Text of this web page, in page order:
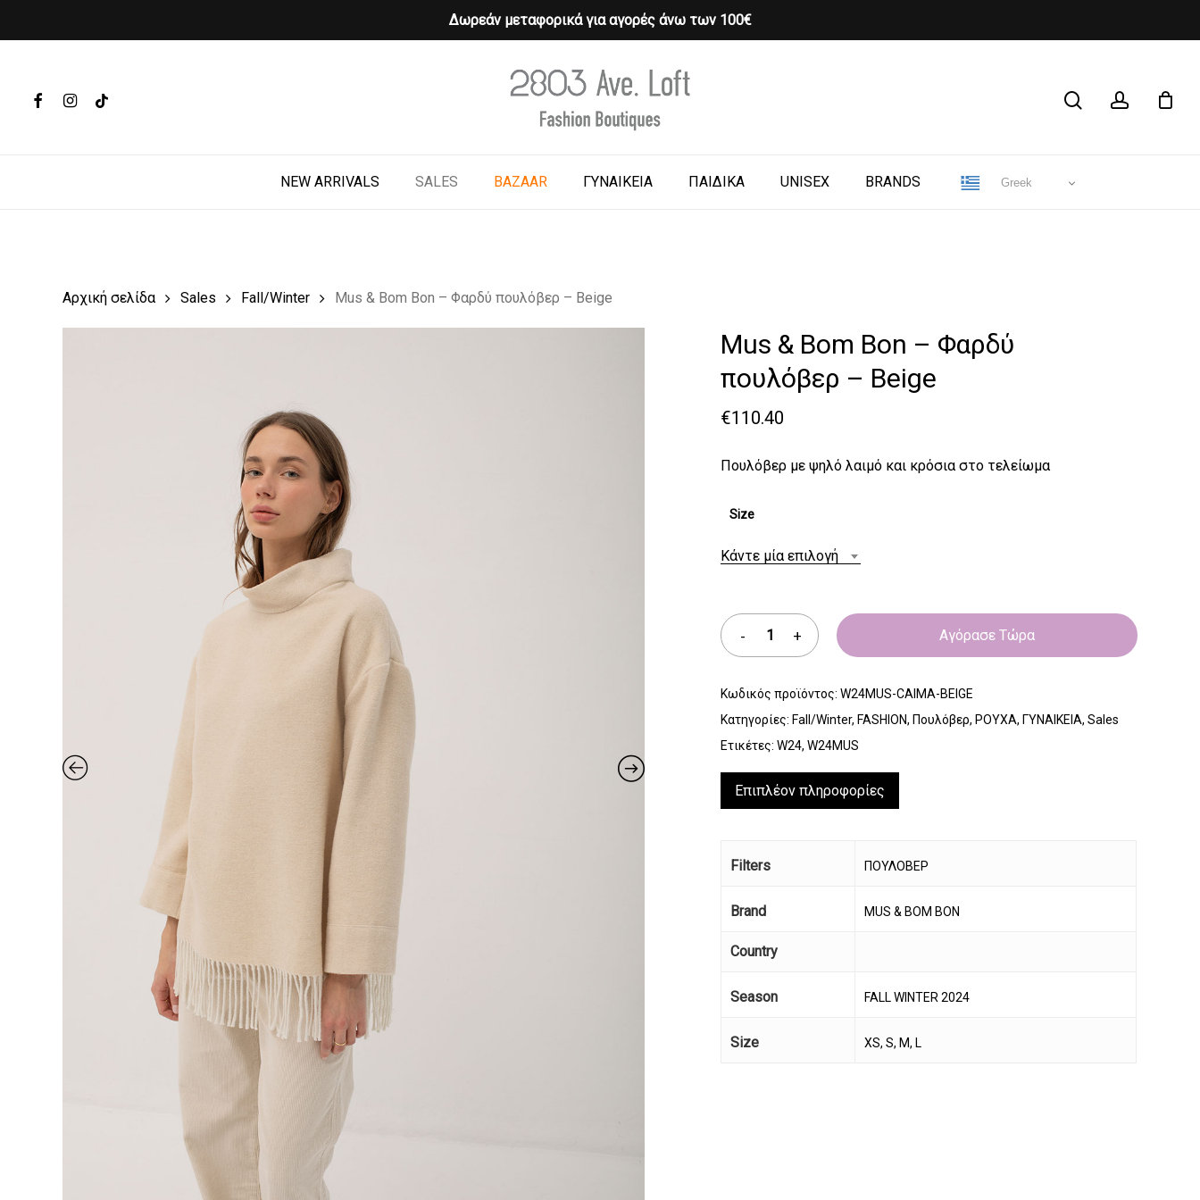
Δωρεάν μεταφορικά για αγορές άνω των 100€
Hit enter to search or ESC to close
FACEBOOKINSTAGRAM
TIKTOK
NEW ARRIVALS SALES BAZAAR ΓΥΝΑΙΚΕΙΑ ΠΑΙΔΙΚΑ UNISEX BRANDS Greek
Cart CLOSE
Αρχική σελίδα Sales Fall/Winter Mus & Bom Bon – Φαρδύ πουλόβερ – Beige
Mus & Bom Bon – Φαρδύ
πουλόβερ – Beige
€110.40
Πουλόβερ με ψηλό λαιμό και κρόσια στο τελείωμα
Size
Κάντε μία επιλογή
Αγόρασε Τώρα
Κωδικός προϊόντος:W24MUS-CAIMA-BEIGE
Κατηγορίες: Fall/Winter, FASHION, Πουλόβερ, ΡΟΥΧΑ, ΓΥΝΑΙΚΕΙΑ,Sales
Ετικέτες:W24,W24MUS
Επιπλέον πληροφορίες
Filters ΠΟΥΛΟΒΕΡ
Brand MUS & BOM BON
Country
Season FALL WINTER 2024
Size XS, S, M, L